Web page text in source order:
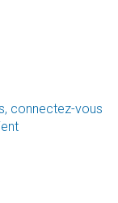
connectez-vous